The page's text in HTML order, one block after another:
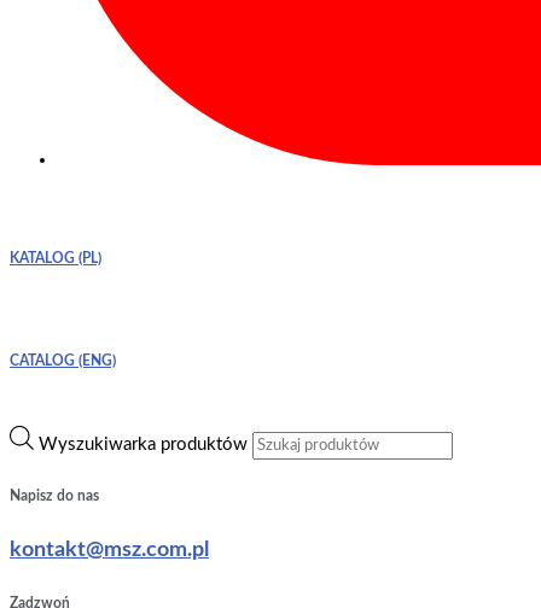
KATALOG (PL)
CATALOG (ENG)
Wyszukiwarka produktów
Napisz do nas
kontakt@msz.com.pl
Zadzwoń